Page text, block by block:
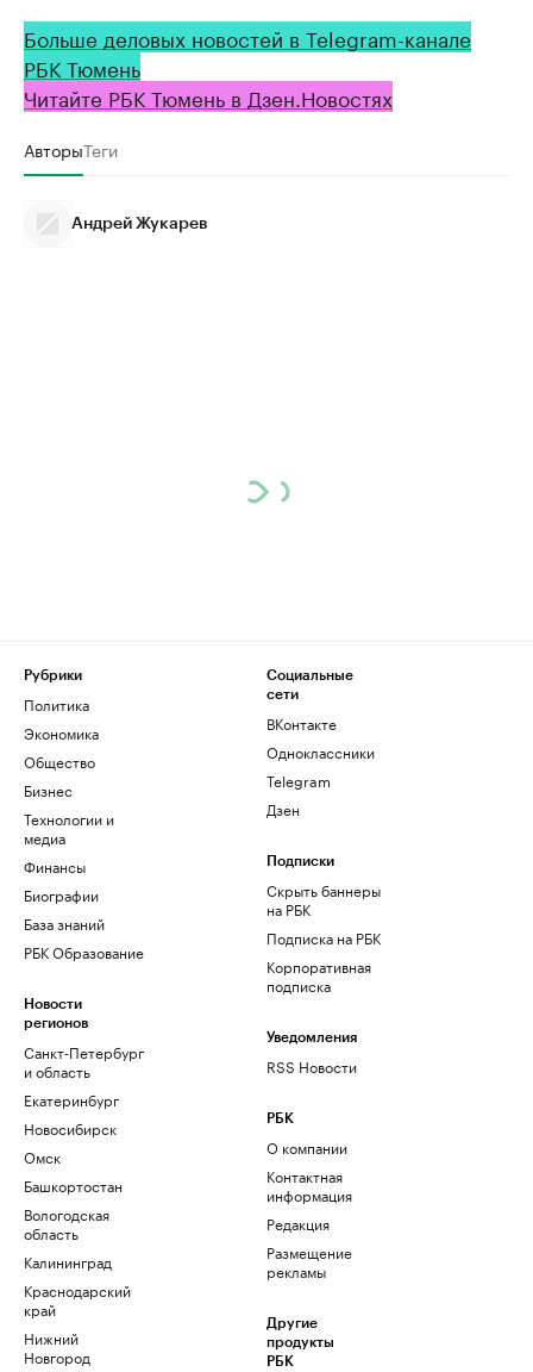
Больше деловых новостей в Telegram-канале
РБК Тюмень
Читайте РБК Тюмень в Дзен.Новостях
АвторыТеги
Андрей Жукарев
Рубрики
Политика
Экономика
Общество
Бизнес
Технологии и
медиа
Финансы
Биографии
База знаний
РБК Образование
Новости
регионов
Санкт-Петербург
и область
Екатеринбург
Новосибирск
Омск
Башкортостан
Вологодская
область
Калининград
Краснодарский
край
Нижний
Новгород
Социальные
сети
ВКонтакте
Одноклассники
Telegram
Дзен
Подписки
Скрыть баннеры
на РБК
Подписка на РБК
Корпоративная
подписка
Уведомления
RSS Новости
РБК
О компании
Контактная
информация
Редакция
Размещение
рекламы
Другие
продукты
РБК